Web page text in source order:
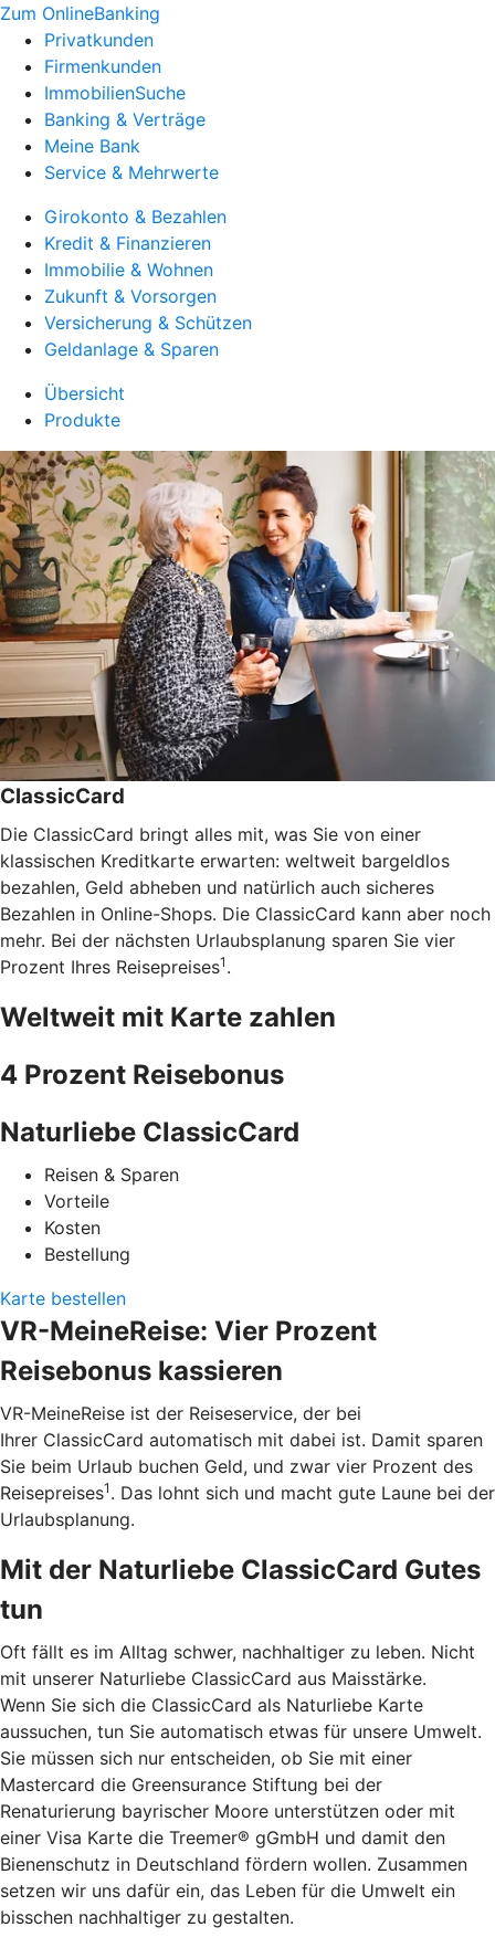
Zum OnlineBanking
Privatkunden
Firmenkunden
ImmobilienSuche
Banking & Verträge
Meine Bank
Service & Mehrwerte
Girokonto & Bezahlen
Kredit & Finanzieren
Immobilie & Wohnen
Zukunft & Vorsorgen
Versicherung & Schützen
Geldanlage & Sparen
Übersicht
Produkte
ClassicCard
Die ClassicCard bringt alles mit, was Sie von einer
klassischen Kreditkarte erwarten: weltweit bargeldlos
bezahlen, Geld abheben und natürlich auch sicheres
Bezahlen in Online-Shops. Die ClassicCard kann aber noch
mehr. Bei der nächsten Urlaubsplanung sparen Sie vier
Prozent Ihres Reisepreises1 .
Weltweit mit Karte zahlen
4 Prozent Reisebonus
Naturliebe ClassicCard
Reisen & Sparen
Vorteile
Kosten
Bestellung
Karte bestellen
VR-MeineReise: Vier Prozent
Reisebonus kassieren
VR-MeineReise ist der Reiseservice, der bei
Ihrer ClassicCard automatisch mit dabei ist. Damit sparen
Sie beim Urlaub buchen Geld, und zwar vier Prozent des
Reisepreises1 . Das lohnt sich und macht gute Laune bei der
Urlaubsplanung.
Mit der Naturliebe ClassicCard Gutes
tun
Oft fällt es im Alltag schwer, nachhaltiger zu leben. Nicht
mit unserer Naturliebe ClassicCard aus Maisstärke.
Wenn Sie sich die ClassicCard als Naturliebe Karte
aussuchen, tun Sie automatisch etwas für unsere Umwelt.
Sie müssen sich nur entscheiden, ob Sie mit einer
Mastercard die Greensurance Stiftung bei der
Renaturierung bayrischer Moore unterstützen oder mit
einer Visa Karte die Treemer® gGmbH und damit den
Bienenschutz in Deutschland fördern wollen. Zusammen
setzen wir uns dafür ein, das Leben für die Umwelt ein
bisschen nachhaltiger zu gestalten.